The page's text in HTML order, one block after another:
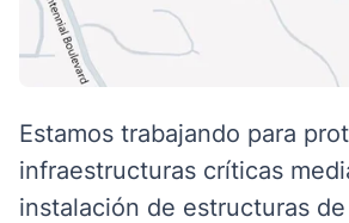
Estamos trabajando para
infraestructuras críticas
instalación de estructuras